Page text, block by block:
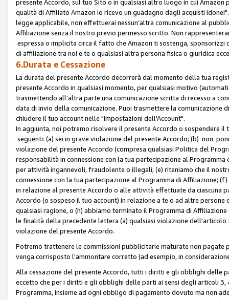
presente Accordo, sul tuo Sito o in qualsiasi altro luogo in cui
qualità di Affiliato Amazon io ricevo un guadagno dagli acquisti
legge applicabile, non effettuerai nessun’altra comunicazione al
Affiliazione senza il nostro previo permesso scritto. Non
espressa o implicita circa il fatto che Amazon ti sostenga,
di affiliazione tra noi e te o qualsiasi altra persona fisica o giuridica
6.Durata e Cessazione
La durata del presente Accordo decorrerà dal momento della tua
presente Accordo in qualsiasi momento, per qualsiasi motivo
trasmettendo all'altra parte una comunicazione scritta di recesso a
data di invio della comunicazione. Puoi trasmettere la
chiudere il tuo account nelle "Impostazioni dell'Account".
In aggiunta, noi potremo risolvere il presente Accordo o sospendere
seguenti: (a) sei in grave violazione del presente Accordo; (b) non
violazione del presente Accordo (compresa qualsiasi Politica del
responsabilità in connessione con la tua partecipazione al
per attività ingannevoli, fraudolente o illegali; (e) riteniamo che il
connessione con la tua partecipazione al Programma di Affiliazione;
in relazione al presente Accordo o alle attività effettuate da ciascuna
Accordo (o sospeso il tuo account) in relazione a te o ad altre
qualsiasi ragione, o (h) abbiamo terminato il Programma di
le finalità della precedente lettera (a) qualsiasi violazione
violazione del presente Accordo.
Potremo trattenere le commissioni pubblicitarie maturate non
venga corrisposto l'ammontare corretto (ad esempio, in
Alla cessazione del presente Accordo, tutti i diritti e gli obblighi delle
eccetto che per i diritti e gli obblighi delle parti ai sensi degli articoli
Programma, insieme ad ogni obbligo di pagamento dovuto ma non